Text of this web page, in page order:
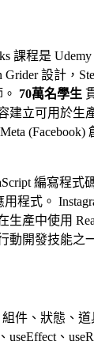
課程是
設計，
70萬名學生
建立可用於生
Meta
編寫程式
程式。
生產中使用
動開發技能之
組件、狀態、
useEffect、